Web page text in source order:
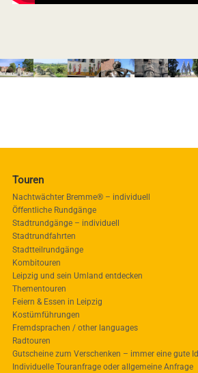
Touren
Nachtwächter Bremme® – individuell
Öffentliche Rundgänge
Stadtrundgänge – individuell
Stadtrundfahrten
Stadtteilrundgänge
Kombitouren
Leipzig und sein Umland entdecken
Thementouren
Feiern & Essen in Leipzig
Kostümführungen
Fremdsprachen / other languages
Radtouren
Gutscheine zum Verschenken – immer eine gute
Individuelle Touranfrage oder allgemeine Anfrage